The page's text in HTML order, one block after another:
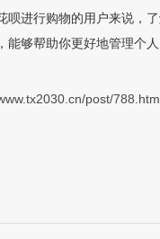
呗进行购物的用户来说，
能够帮助你更好地管理个
post/